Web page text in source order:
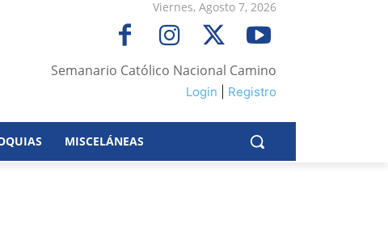
Viernes, Agosto 7, 2026
Semanario Católico Nacional Camino
Login Registro
MISCELÁNEAS